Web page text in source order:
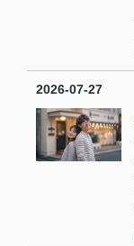
2026-07-27